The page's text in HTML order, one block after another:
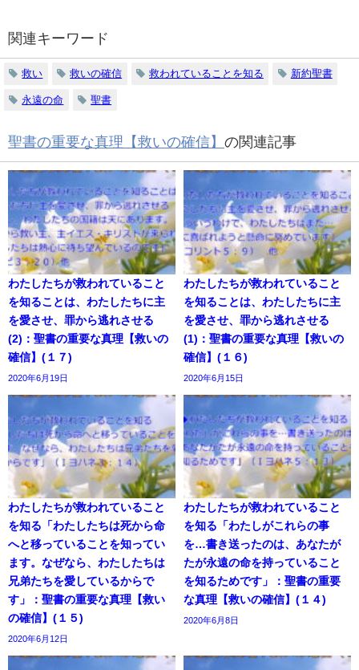
関連キーワード
救い 救いの確信 救われていることを知る 新約聖書
永遠の命 聖書
聖書の重要な真理【救いの確信】 の関連記事
わたしたちが救われていること
を知ることは、わたしたちに主
を愛させ、罪から逃れさせる
(2)：聖書の重要な真理【救いの
確信】(１７)
2020年6月19日
わたしたちが救われていること
を知ることは、わたしたちに主
を愛させ、罪から逃れさせる
(1)：聖書の重要な真理【救いの
確信】(１６)
2020年6月15日
わたしたちが救われていること
を知る「わたしたちは死から命
へと移っていることを知ってい
ます。なぜなら、わたしたちは
兄弟たちを愛しているからで
す」：聖書の重要な真理【救い
の確信】(１５)
2020年6月12日
わたしたちが救われていること
を知る「わたしがこれらの事
を…書き送ったのは、あなたが
たが永遠の命を持っていること
を知るためです」：聖書の重要
な真理【救いの確信】(１４)
2020年6月8日